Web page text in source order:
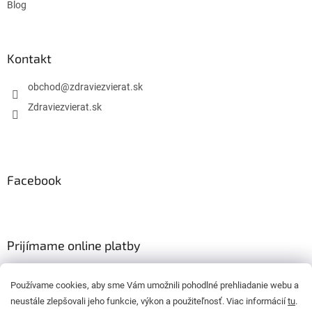
Používame cookies, aby sme Vám umožnili pohodlné prehliadanie webu a
neustále zlepšovali jeho funkcie, výkon a použiteľnosť. Viac informáciítu.
Blog
Kontakt
obchod@zdraviezvierat.sk
Zdraviezvierat.sk
Facebook
Prijímame online platby